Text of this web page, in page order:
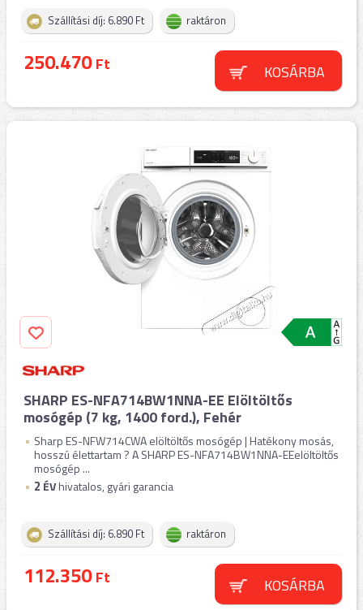
Szállítási díj: 6.890 Ft raktáron
250.470Ft KOSÁRBA
SHARP ES-NFA714BW1NNA-EE Elöltöltős
mosógép (7 kg, 1400 ford.), Fehér
Sharp ES-NFW714CWA elöltöltős mosógép | Hatékony mosás,
hosszú élettartam ? A SHARP ES-NFA714BW1NNA-EEelöltöltős
mosógép ...
2 ÉVhivatalos, gyári garancia
Szállítási díj: 6.890 Ft raktáron
112.350Ft KOSÁRBA